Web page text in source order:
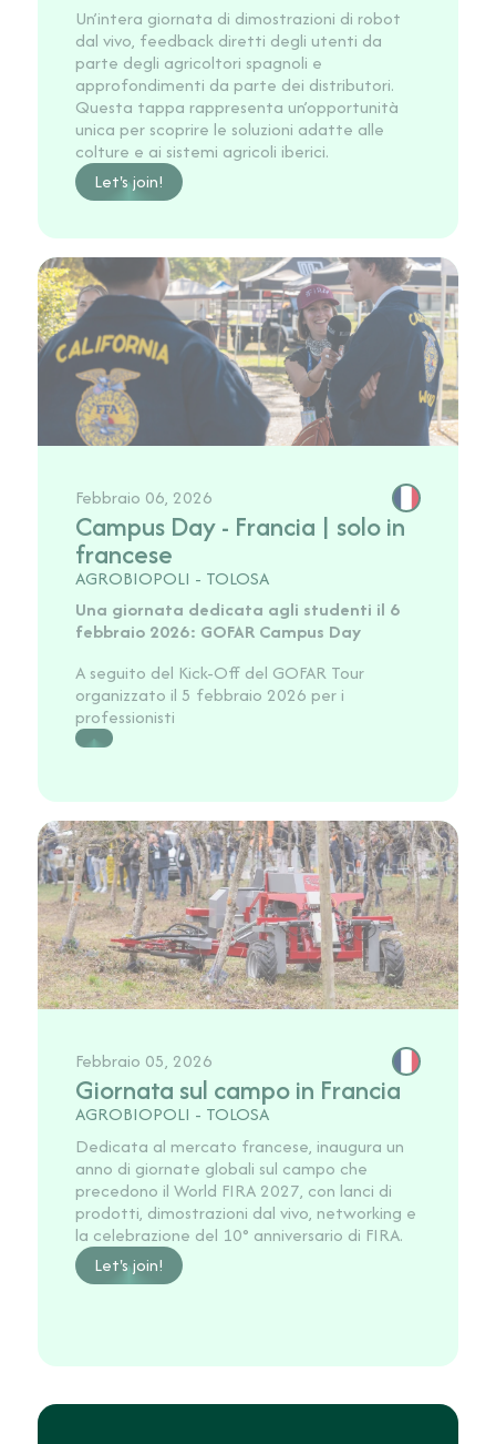
Un’intera giornata di dimostrazioni di robot
dal vivo, feedback diretti degli utenti da
parte degli agricoltori spagnoli e
approfondimenti da parte dei distributori.
Questa tappa rappresenta un’opportunità
unica per scoprire le soluzioni adatte alle
colture e ai sistemi agricoli iberici.
Let's join!
Febbraio 06, 2026
Campus Day - Francia | solo in
francese
AGROBIOPOLI - TOLOSA
Una giornata dedicata agli studenti il 6
febbraio 2026: GOFAR Campus Day
A seguito del Kick-Off del GOFAR Tour
organizzato il 5 febbraio 2026 per i
professionisti
Febbraio 05, 2026
Giornata sul campo in Francia
AGROBIOPOLI - TOLOSA
Dedicata al mercato francese, inaugura un
anno di giornate globali sul campo che
precedono il World FIRA 2027, con lanci di
prodotti, dimostrazioni dal vivo, networking e
la celebrazione del 10° anniversario di FIRA.
Let's join!